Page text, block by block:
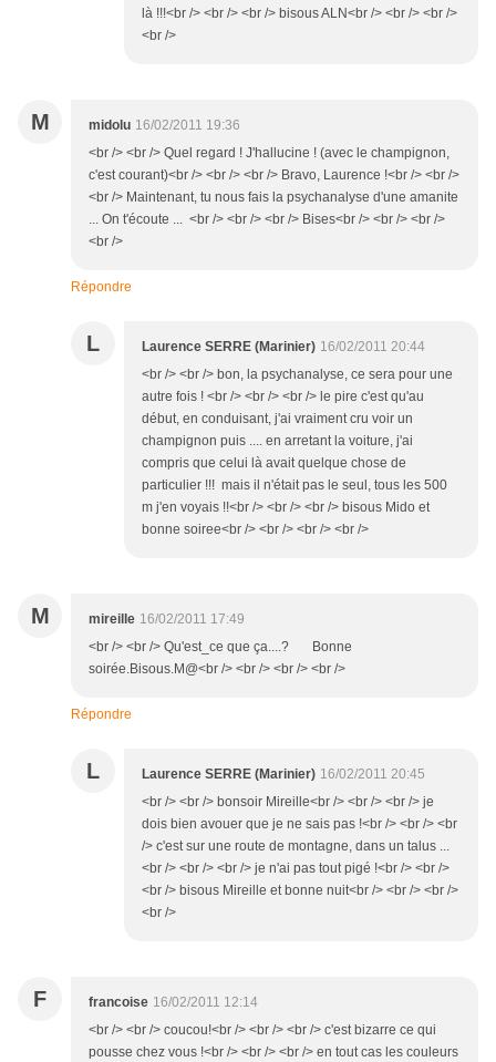
là !!!<br /> <br /> <br /> bisous ALN<br /> <br /> <br />
<br />
M midolu 16/02/2011 19:36
<br /> <br /> Quel regard ! J'hallucine ! (avec le champignon,
c'est courant)<br /> <br /> <br /> Bravo, Laurence !<br /> <br />
<br /> Maintenant, tu nous fais la psychanalyse d'une amanite
... On t'écoute ... <br /> <br /> <br /> Bises<br /> <br /> <br />
<br />
Répondre
L Laurence SERRE (Marinier) 16/02/2011 20:44
<br /> <br /> bon, la psychanalyse, ce sera pour une
autre fois ! <br /> <br /> <br /> le pire c'est qu'au
début, en conduisant, j'ai vraiment cru voir un
champignon puis .... en arretant la voiture, j'ai
compris que celui là avait quelque chose de
particulier !!! mais il n'était pas le seul, tous les 500
m j'en voyais !!<br /> <br /> <br /> bisous Mido et
bonne soiree<br /> <br /> <br /> <br />
M mireille 16/02/2011 17:49
<br /> <br /> Qu'est_ce que ça....? Bonne
soirée.Bisous.M@<br /> <br /> <br /> <br />
Répondre
L Laurence SERRE (Marinier) 16/02/2011 20:45
<br /> <br /> bonsoir Mireille<br /> <br /> <br /> je
dois bien avouer que je ne sais pas !<br /> <br /> <br
/> c'est sur une route de montagne, dans un talus ...
<br /> <br /> <br /> je n'ai pas tout pigé !<br /> <br />
<br /> bisous Mireille et bonne nuit<br /> <br /> <br />
<br />
F francoise 16/02/2011 12:14
<br /> <br /> coucou!<br /> <br /> <br /> c'est bizarre ce qui
pousse chez vous !<br /> <br /> <br /> en tout cas les couleurs